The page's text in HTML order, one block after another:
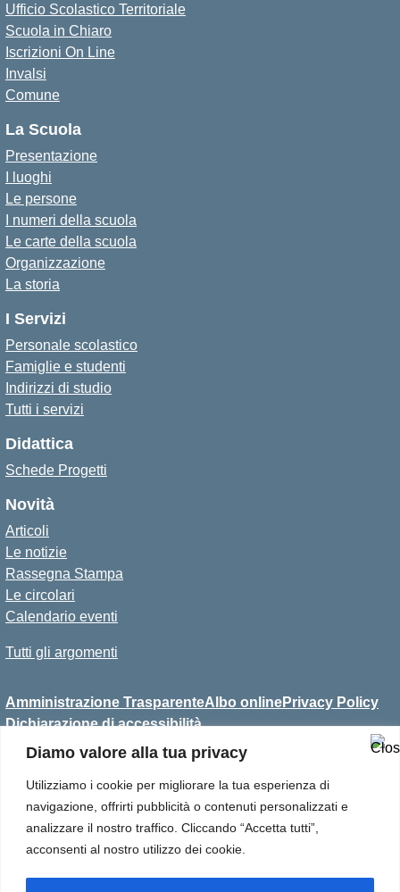
Diamo valore alla tua privacy
Utilizziamo i cookie per migliorare la tua esperienza di
navigazione, offrirti pubblicità o contenuti personalizzati e
analizzare il nostro traffico. Cliccando “Accetta tutti”,
acconsenti al nostro utilizzo dei cookie.
Ufficio Scolastico Territoriale
Scuola in Chiaro
Iscrizioni On Line
Invalsi
Comune
La Scuola
Presentazione
I luoghi
Le persone
I numeri della scuola
Le carte della scuola
Organizzazione
La storia
I Servizi
Personale scolastico
Famiglie e studenti
Indirizzi di studio
Tutti i servizi
Didattica
Schede Progetti
Novità
Articoli
Le notizie
Rassegna Stampa
Le circolari
Calendario eventi
Tutti gli argomenti
Amministrazione TrasparenteAlbo onlinePrivacy Policy
Dichiarazione di accessibilità
Convitto Statale per Sordi
Antonio Magarotto
Via C. Callegari, 6
35133 Padova